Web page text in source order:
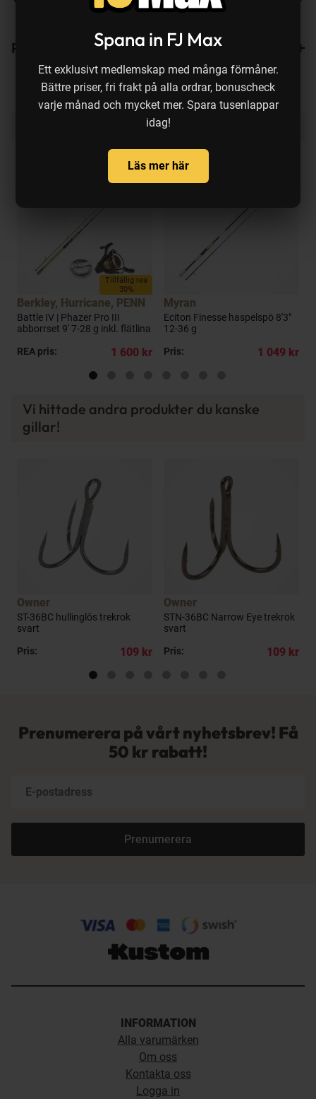
Spana in FJ Max
Ett exklusivt medlemskap med många förmåner.
Bättre priser, fri frakt på alla ordrar, bonuscheck
varje månad och mycket mer. Spara tusenlappar
idag!
Läs mer här
Recensioner
Produkten köps ofta ihop med:
Tillfällig rea
30%
Berkley, Hurricane, PENN
Battle IV | Phazer Pro III
abborrset 9' 7-28 g inkl. flätlina
REA pris:
1 600 kr
Myran
Eciton Finesse haspelspö 8'3"
12-36 g
Pris:
1 049 kr
Vi hittade andra produkter du kanske
gillar!
Owner
ST-36BC hullinglös trekrok
svart
Pris:
109 kr
Owner
STN-36BC Narrow Eye trekrok
svart
Pris:
109 kr
Prenumerera på vårt nyhetsbrev! Få
50 kr rabatt!
Prenumerera
INFORMATION
Alla varumärken
Om oss
Kontakta oss
Logga in